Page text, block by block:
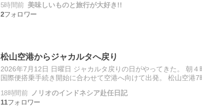
5時間前 美味しいものと旅行が大好き!!
2
松山空港からジャカルタへ戻り
2026年7月12日 日曜日 ジャカルタ戻りの日がやってきた。 朝
国際便搭乗手続き開始に合わせて空港へ向けて出発。 松山空港7
18時間前
ノリオのインドネシア赴任日記
11